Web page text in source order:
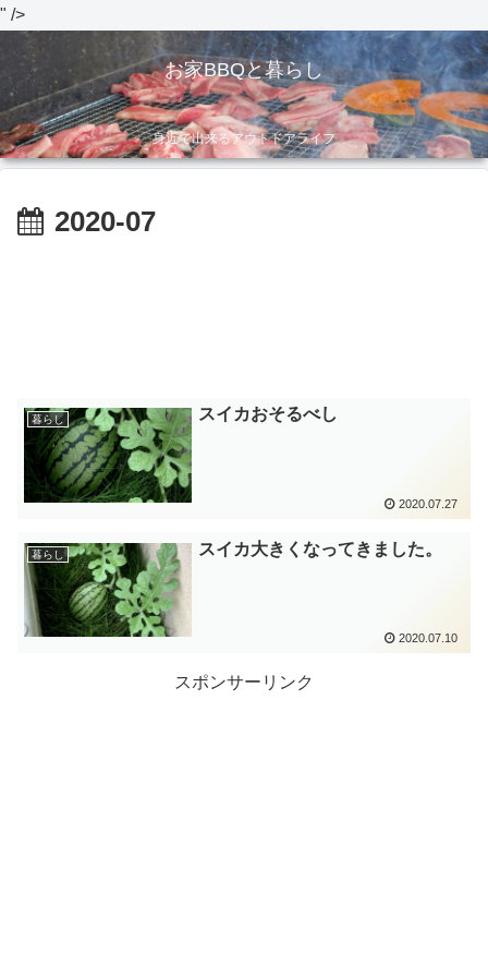
" />
お家BBQと暮らし
身近で出来るアウトドアライフ
2020-07
暮らし スイカおそるべし
2020.07.27
暮らし スイカ大きくなってきました。
2020.07.10
スポンサーリンク